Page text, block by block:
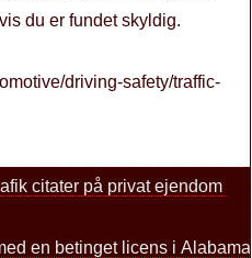
du er fundet skyldig.
driving-safety/traffic-
citater på privat ejendom
en betinget licens i